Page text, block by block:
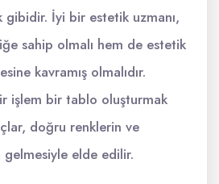
gibidir. İyi bir estetik uzmanı,
sahip olmalı hem de estetik
kavramış olmalıdır.
işlem bir tablo oluşturmak
doğru renklerin ve
elde edilir.